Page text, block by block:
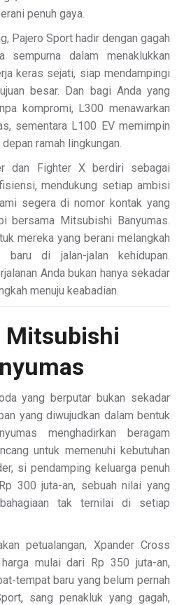
penuh gaya.
Pajero Sport hadir dengan gagah
sempurna dalam menaklukkan
keras sejati, siap mendampingi
besar. Dan bagi Anda yang
kompromi, L300 menawarkan
sementara L100 EV memimpin
ramah lingkungan.
dan Fighter X berdiri sebagai
mendukung setiap ambisi
segera di nomor kontak yang
bersama Mitsubishi Banyumas.
mereka yang berani melangkah
baru di jalan-jalan kehidupan.
Anda bukan hanya sekadar
menuju keabadian.
Mitsubishi
yang berputar bukan sekadar
yang diwujudkan dalam bentuk
menghadirkan beragam
untuk memenuhi kebutuhan
si pendamping keluarga penuh
300 juta-an, sebuah nilai yang
tak ternilai di setiap
petualangan, Xpander Cross
mulai dari Rp 350 juta-an,
tempat baru yang belum pernah
sang penakluk yang gagah,